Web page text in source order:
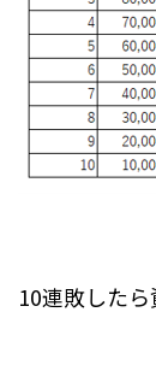
10連敗したら